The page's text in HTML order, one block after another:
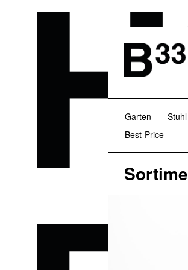
Garten
Best-Price